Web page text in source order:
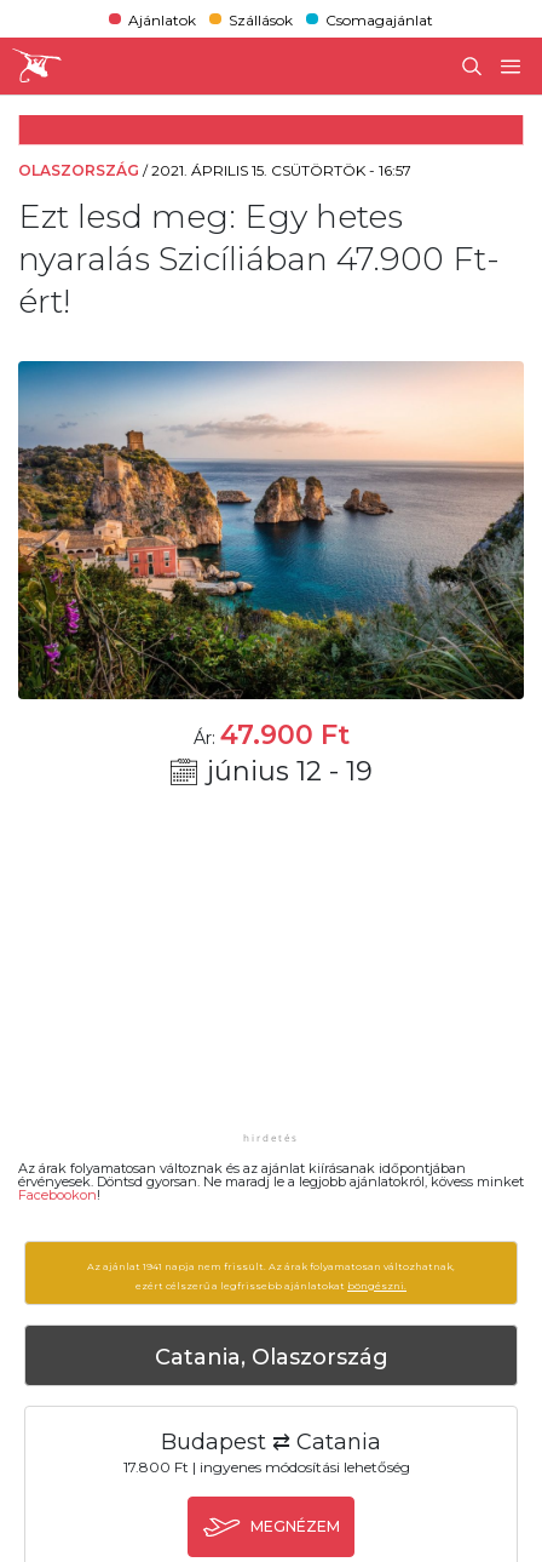
Ajánlatok Szállások Csomagajánlat
OLASZORSZÁG /2021. ÁPRILIS 15. CSÜTÖRTÖK - 16:57
Ezt lesd meg: Egy hetes
nyaralás Szicíliában 47.900 Ft-
ért!
Ár: 47.900 Ft
június 12 - 19
Az árak folyamatosan változnak és az ajánlat kiírásanak időpontjában
érvényesek. Döntsd gyorsan. Ne maradj le a legjobb ajánlatokról, kövess minket
Facebookon!
Az ajánlat 1941 napja nem frissült. Az árak folyamatosan változhatnak,
ezért célszerű a legfrissebb ajánlatokat böngészni.
Catania, Olaszország
Budapest ⇄ Catania
17.800 Ft | ingyenes módosítási lehetőség
MEGNÉZEM